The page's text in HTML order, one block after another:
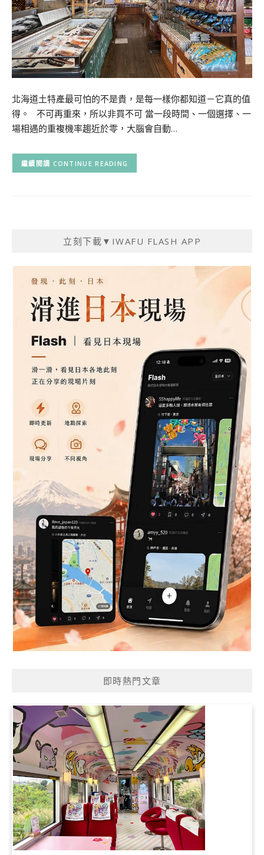
北海道土特產最可怕的不是貴，是每一樣你都知道－它真的值
得。 不可再重來，所以非買不可 當一段時間、一個選擇、一
場相遇的重複機率趨近於零，大腦會自動…
CONTINUE READING
立刻下載▼IWAFU FLASH APP
即時熱門文章